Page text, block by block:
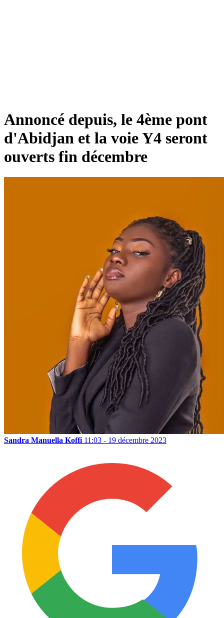
Annoncé depuis, le 4ème pont
d'Abidjan et la voie Y4 seront
ouverts fin décembre
Sandra Manuella Koffi 11:03 - 19 décembre 2023